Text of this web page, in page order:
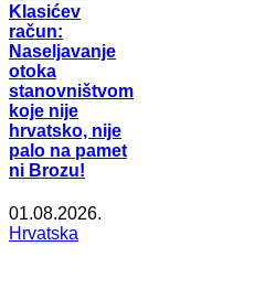
Klasićev
račun:
Naseljavanje
otoka
stanovništvom
koje nije
hrvatsko, nije
palo na pamet
ni Brozu!
01.08.2026.
Hrvatska